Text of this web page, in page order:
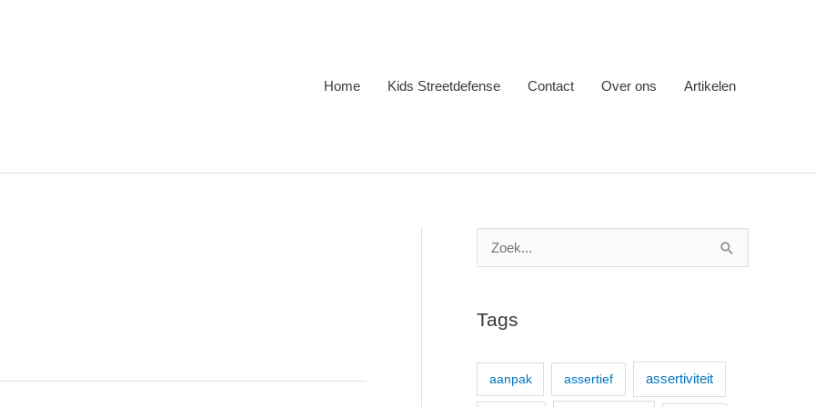
Home Kids Streetdefense Contact Over ons Artikelen
n
Tags
aanpak assertief assertiviteit